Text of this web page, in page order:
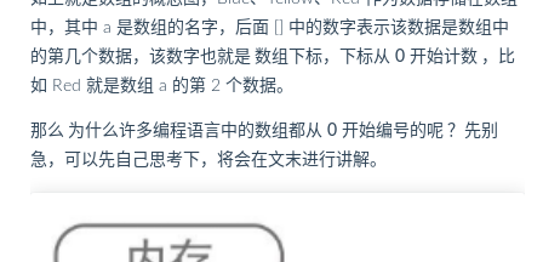
中，其中 a 是数组的名字，后面 [] 中的数字表示该数据是数组中
的第几个数据，该数字也就是 数组下标，下标从 0 开始计数 ，比
如 Red 就是数组 a 的第 2 个数据。
那么 为什么许多编程语言中的数组都从 0 开始编号的呢 ？先别
急，可以先自己思考下，将会在文末进行讲解。